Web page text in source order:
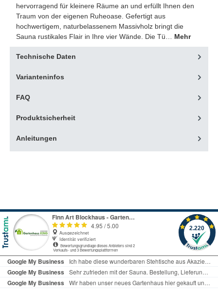
hervorragend für kleinere Räume an und erfüllt Ihnen den
Traum von der eigenen Ruheoase. Gefertigt aus
hochwertigem, naturbelassenem Massivholz bringt die
Sauna rustikales Flair in Ihre vier Wände. Die Tü… Mehr
Technische Daten
Varianteninfos
FAQ
Produktsicherheit
Anleitungen